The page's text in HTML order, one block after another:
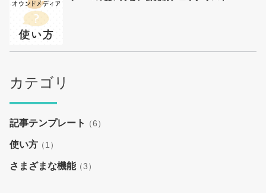
カテゴリ
記事テンプレート （6）
使い方（1）
さまざまな機能（3）